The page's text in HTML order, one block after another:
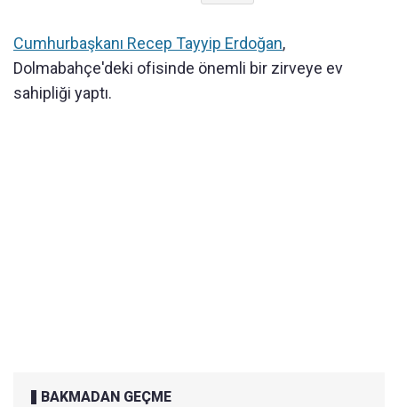
Cumhurbaşkanı Recep Tayyip Erdoğan,
Dolmabahçe'deki ofisinde önemli bir zirveye ev
sahipliği yaptı.
BAKMADAN GEÇME